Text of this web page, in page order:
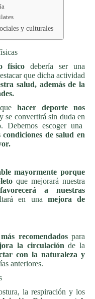
y culturales
físico debería ser una
que dicha actividad
salud, además de la
hacer deporte nos
se convertirá sin duda en
. Debemos escoger una
de salud en
mayormente porque
que mejorará nuestra
favorecerá a nuestras
en una mejora de
recomendadospara
la circulación de la
con la naturaleza y
anteriores.
la respiración y los